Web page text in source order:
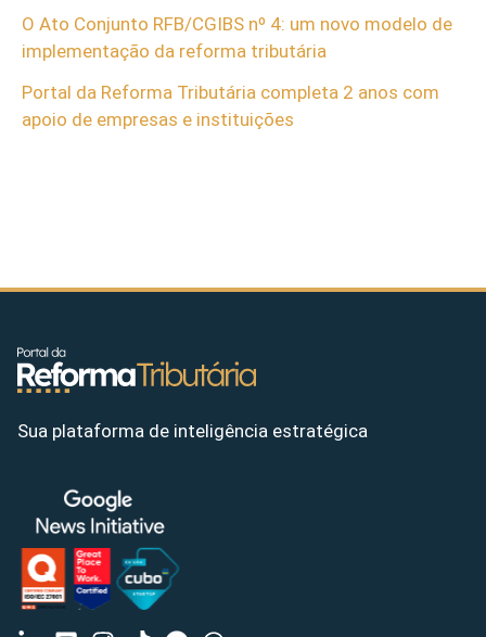
O Ato Conjunto RFB/CGIBS nº 4: um novo modelo de
implementação da reforma tributária
Portal da Reforma Tributária completa 2 anos com
apoio de empresas e instituições
Sua plataforma de inteligência estratégica